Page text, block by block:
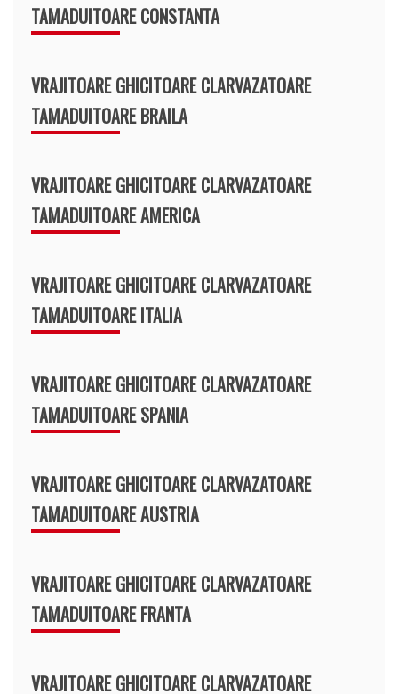
TAMADUITOARE CONSTANTA
VRAJITOARE GHICITOARE CLARVAZATOARE
TAMADUITOARE BRAILA
VRAJITOARE GHICITOARE CLARVAZATOARE
TAMADUITOARE AMERICA
VRAJITOARE GHICITOARE CLARVAZATOARE
TAMADUITOARE ITALIA
VRAJITOARE GHICITOARE CLARVAZATOARE
TAMADUITOARE SPANIA
VRAJITOARE GHICITOARE CLARVAZATOARE
TAMADUITOARE AUSTRIA
VRAJITOARE GHICITOARE CLARVAZATOARE
TAMADUITOARE FRANTA
VRAJITOARE GHICITOARE CLARVAZATOARE